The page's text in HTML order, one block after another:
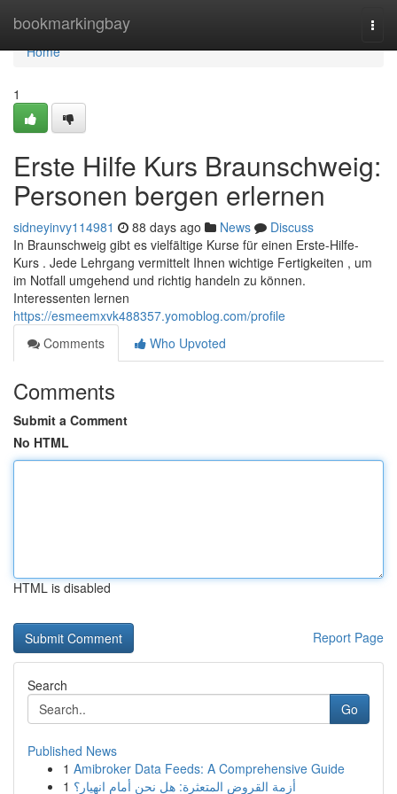
bookmarkingbay
Home
Home
1
Erste Hilfe Kurs Braunschweig:
Personen bergen erlernen
sidneyinvy114981 88 days ago News
Discuss
In Braunschweig gibt es vielfältige Kurse für einen Erste-Hilfe-
Kurs . Jede Lehrgang vermittelt Ihnen wichtige Fertigkeiten , um
im Notfall umgehend und richtig handeln zu können.
Interessenten lernen
https://esmeemxvk488357.yomoblog.com/profile
Comments
Who Upvoted
Comments
Submit a Comment
No HTML
HTML is disabled
Report Page
Search
Go
Published News
1 Amibroker Data Feeds: A Comprehensive Guide
1 أزمة القروض المتعثرة: هل نحن أمام انهيار؟